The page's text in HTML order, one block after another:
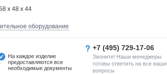
x 48 x 44
оборудование
На каждое изделие
предоставляются все
необходимые документы
+7 (495) 729-17-06
Звоните! Наши менеджеры
готовы ответить на все ваши
вопросы